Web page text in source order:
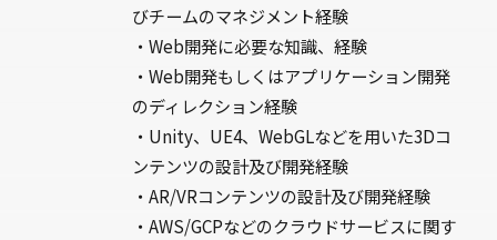
びチームのマネジメント経験
・Web開発に必要な知識、経験
・Web開発もしくはアプリケーション開発
のディレクション経験
・Unity、UE4、WebGLなどを用いた3Dコ
ンテンツの設計及び開発経験
・AR/VRコンテンツの設計及び開発経験
・AWS/GCPなどのクラウドサービスに関す